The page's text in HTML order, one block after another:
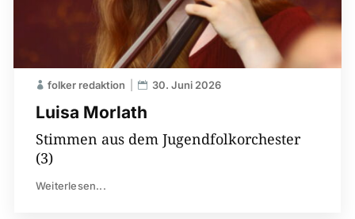
Luisa Morlath
folker redaktion 30. Juni 2026
Stimmen aus dem Jugendfolkorchester
(3)
Weiterlesen...